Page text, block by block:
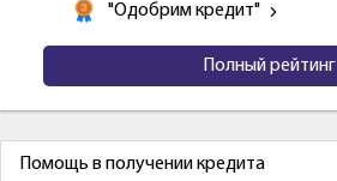
"Одобрим кредит"
Полный рейтинг
Помощь в получении кредита